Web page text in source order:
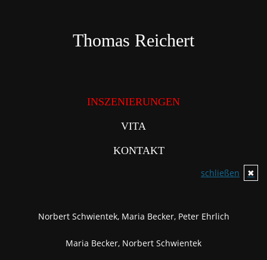
Thomas Reichert
INSZENIERUNGEN
VITA
KONTAKT
schließen ✖
Norbert Schwientek, Maria Becker, Peter Ehrlich
Maria Becker, Norbert Schwientek